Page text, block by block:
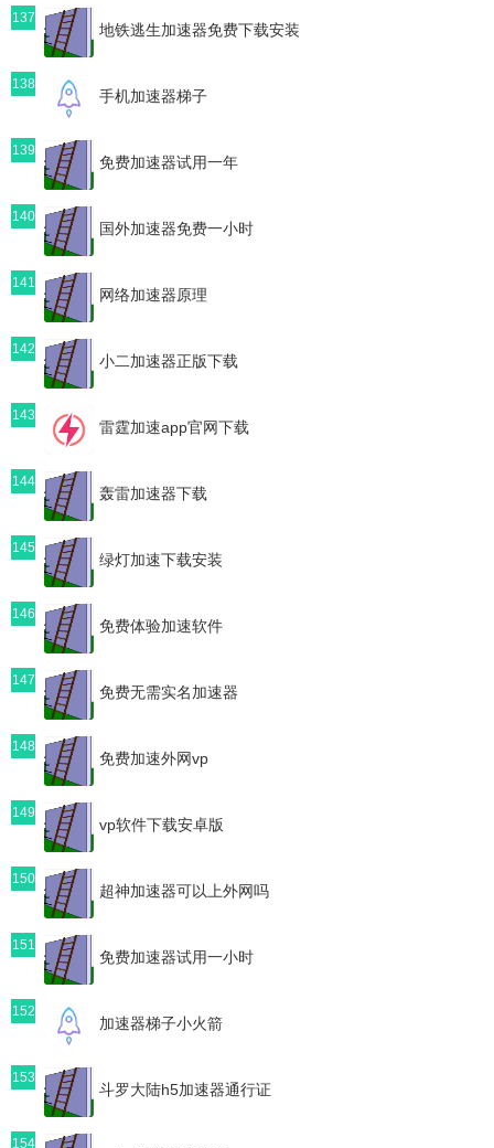
137
地铁逃生加速器免费下载安装
138
手机加速器梯子
139
免费加速器试用一年
140
国外加速器免费一小时
141
网络加速器原理
142
小二加速器正版下载
143
雷霆加速app官网下载
144
轰雷加速器下载
145
绿灯加速下载安装
146
免费体验加速软件
147
免费无需实名加速器
148
免费加速外网vp
149
vp软件下载安卓版
150
超神加速器可以上外网吗
151
免费加速器试用一小时
152
加速器梯子小火箭
153
斗罗大陆h5加速器通行证
154